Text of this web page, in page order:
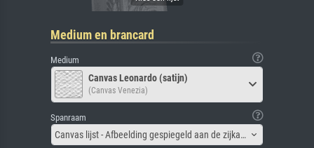
Medium en brancard
Medium
Canvas Leonardo (satijn)
(Canvas Venezia)
Spanraam
Canvas lijst - Afbeelding gespiegeld aan de zijkant